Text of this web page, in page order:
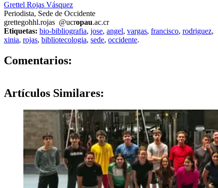
Grettel Rojas Vásquez
Periodista, Sede de Occidente
grettegohhl.rojas @ucropau.ac.cr
Etiquetas: bio-bibliografia, jose, angel, vargas, francisco, rodriguez,
xinia, rojas, bibliotecologia, sede, occidente.
Comentarios:
Artículos Similares: